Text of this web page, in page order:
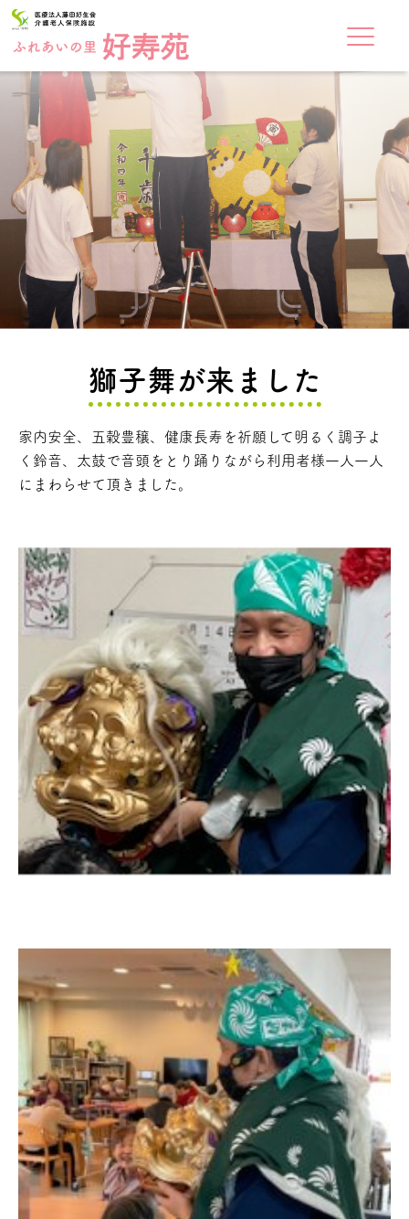
獅子舞が来ました
家内安全、五穀豊穣、健康長寿を祈願して明るく調子よ
く鈴音、太鼓で音頭をとり踊りながら利用者様一人一人
にまわらせて頂きました。